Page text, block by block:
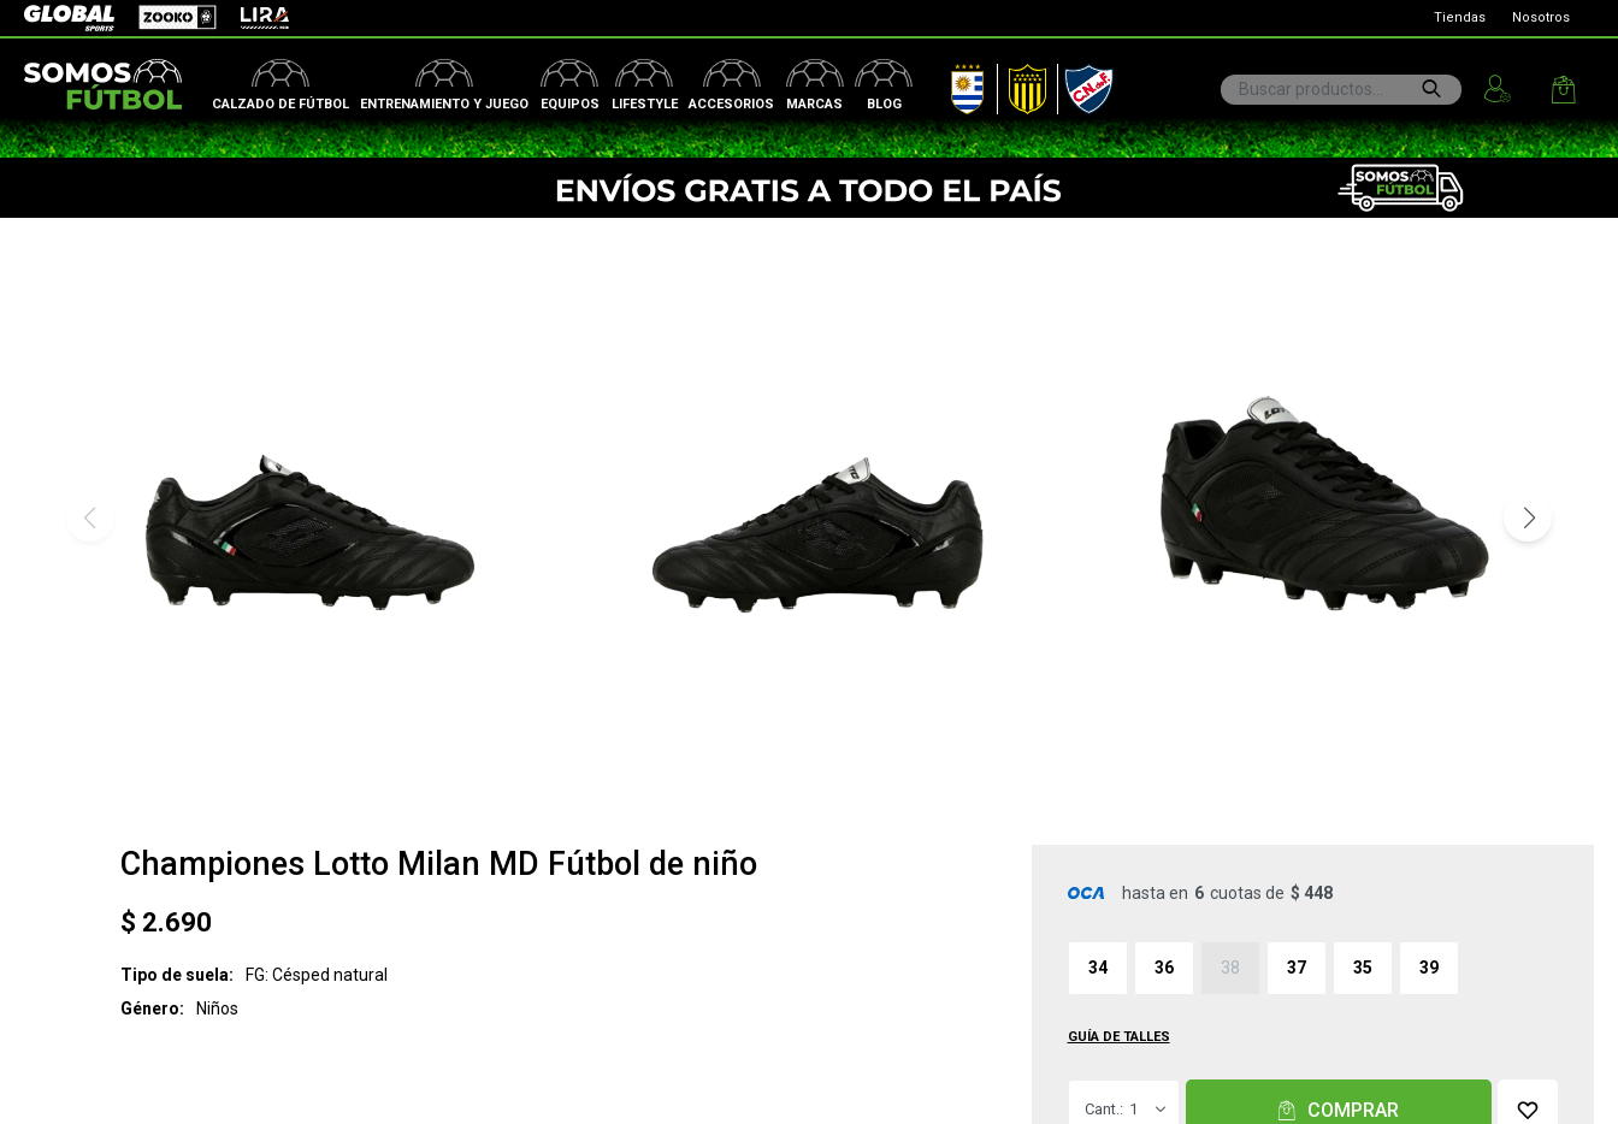
CALZADO DE FÚTBOL ENTRENAMIENTO Y JUEGO EQUIPOS LIFESTYLE ACCESORIOS MARCAS BLOG
AUF Peñarol Nacional
Global Sports Zooko Lira Tiendas Nosotros
Championes Lotto Milan MD Fútbol de niño
$ 2.690
Tipo de suela
FG: Césped natural
Género
Niños
hasta en 6 cuotas de $ 448
34 36 38 37 35 39
GUÍA DE TALLES
1 COMPRAR